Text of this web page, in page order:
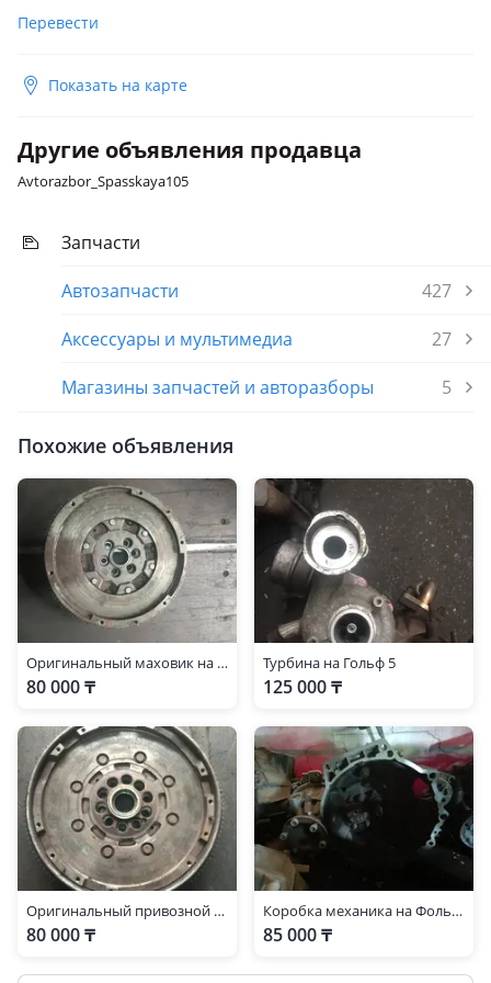
Перевести
Показать на карте
Другие объявления продавца
Avtorazbor_Spasskaya105
Запчасти
Автозапчасти
427
Аксессуары и мультимедиа
27
Магазины запчастей и авторазборы
5
Похожие объявления
Оригинальный маховик на Volkswagen Golf5 2.0TFSI 06F105266M 06F105266M
80 000 ₸
Турбина на Гольф 5
125 000 ₸
Оригинальный привозной маховик Volkswagen Golf4 2.3 VR5 071105264D
80 000 ₸
Коробка механика на Фольксваген голь 4
85 000 ₸